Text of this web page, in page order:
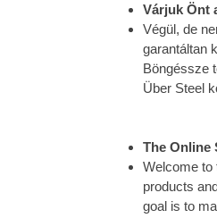
Várjuk Önt
Végül, de
garantáltan
Böngéssze
Über Steel
The Online
Welcome to
products
goal is to